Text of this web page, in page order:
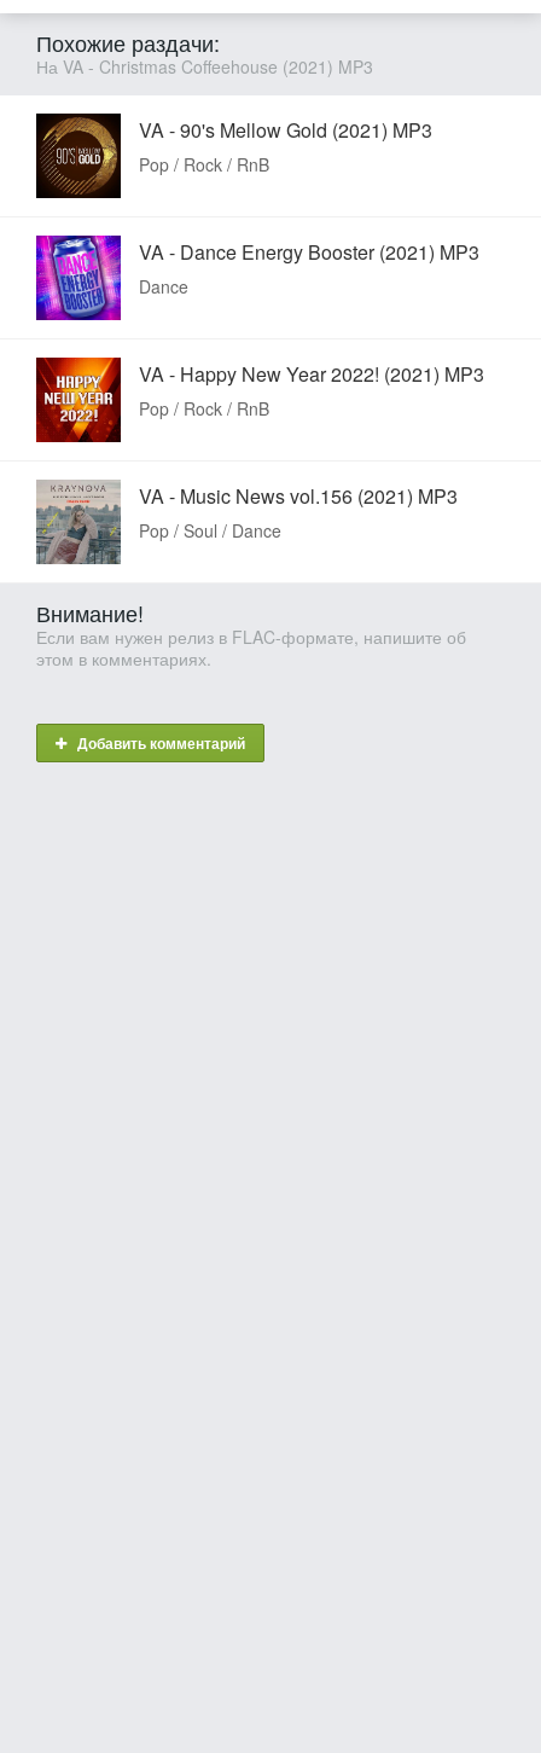
Похожие раздачи:
На VA - Christmas Coffeehouse (2021) MP3
VA - 90's Mellow Gold (2021) MP3
Pop / Rock / RnB
VA - Dance Energy Booster (2021) MP3
Dance
VA - Happy New Year 2022! (2021) MP3
Pop / Rock / RnB
VA - Music News vol.156 (2021) MP3
Pop / Soul / Dance
Внимание!
Если вам нужен релиз в FLAC-формате, напишите об
этом в комментариях.
Добавить комментарий